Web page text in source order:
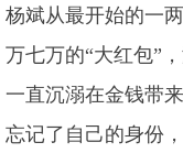
杨斌从最开始的一
万七万的“大红包”
一直沉溺在金钱带
忘记了自己的身份